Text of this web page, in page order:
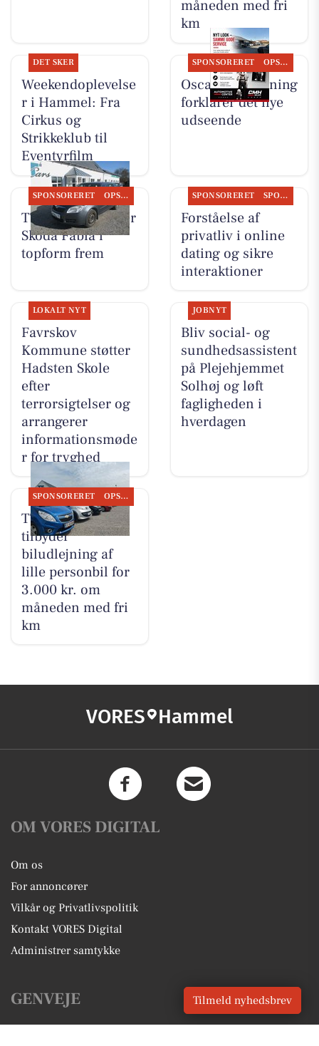
måneden med fri
km
DET SKER
Weekendoplevelse
r i Hammel: Fra
Cirkus og
Strikkeklub til
Eventyrfilm
SPONSORERET OPSLAGSTAVLEN
Oscar Biludlejning
forklarer det nye
udseende
SPONSORERET OPSLAGSTAVLEN
TT CARS ApS viser
Skoda Fabia i
topform frem
SPONSORERET SPONSORERET INDHOLD
Forståelse af
privatliv i online
dating og sikre
interaktioner
LOKALT NYT
Favrskov
Kommune støtter
Hadsten Skole
efter
terrorsigtelser og
arrangerer
informationsmøde
r for tryghed
JOBNYT
Bliv social- og
sundhedsassistent
på Plejehjemmet
Solhøj og løft
fagligheden i
hverdagen
SPONSORERET OPSLAGSTAVLEN
TT CARS ApS
tilbyder
biludlejning af
lille personbil for
3.000 kr. om
måneden med fri
km
VORES Hammel
OM VORES DIGITAL
Om os
For annoncører
Vilkår og Privatlivspolitik
Kontakt VORES Digital
Administrer samtykke
GENVEJE Tilmeld nyhedsbrev